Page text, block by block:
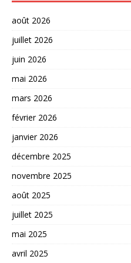
août 2026
juillet 2026
juin 2026
mai 2026
mars 2026
février 2026
janvier 2026
décembre 2025
novembre 2025
août 2025
juillet 2025
mai 2025
avril 2025